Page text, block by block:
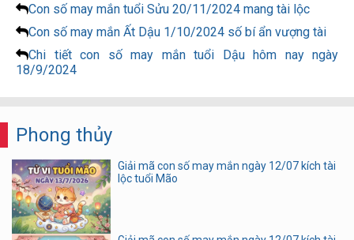
Con số may mắn tuổi Sửu 20/11/2024 mang tài lộc
Con số may mắn Ất Dậu 1/10/2024 số bí ẩn vượng tài
Chi tiết con số may mắn tuổi Dậu hôm nay ngày
18/9/2024
Phong thủy
Giải mã con số may mắn ngày 12/07 kích tài
lộc tuổi Mão